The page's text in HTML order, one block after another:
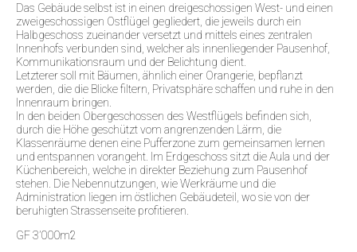
Das Gebäude selbst ist in einen dreigeschossigen West- und einen
zweigeschossigen Ostflügel gegliedert, die jeweils durch ein
Halbgeschoss zueinander versetzt und mittels eines zentralen
Innenhofs verbunden sind, welcher als innenliegender Pausenhof,
Kommunikationsraum und der Belichtung dient.
Letzterer soll mit Bäumen, ähnlich einer Orangerie, bepflanzt
werden, die die Blicke filtern, Privatsphäre schaffen und ruhe in den
Innenraum bringen.
In den beiden Obergeschossen des Westflügels befinden sich,
durch die Höhe geschützt vom angrenzenden Lärm, die
Klassenräume denen eine Pufferzone zum gemeinsamen lernen
und entspannen vorangeht. Im Erdgeschoss sitzt die Aula und der
Küchenbereich, welche in direkter Beziehung zum Pausenhof
stehen. Die Nebennutzungen, wie Werkräume und die
Administration liegen im östlichen Gebäudeteil, wo sie von der
beruhigten Strassenseite profitieren.
GF 3’000m2